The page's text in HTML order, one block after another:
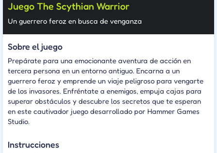
Juego The Scythian Warrior
Un guerrero feroz en busca de venganza
Sobre el juego
Prepárate para una emocionante aventura de acción en
tercera persona en un entorno antiguo. Encarna a un
guerrero feroz y emprende un viaje peligroso para vengarte
de los invasores. Enfréntate a enemigos, empuja cajas para
superar obstáculos y descubre los secretos que te esperan
en este cautivador juego desarrollado por Hammer Games
Studio.
Instrucciones